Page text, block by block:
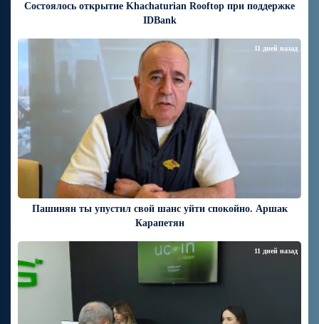
Состоялось открытие Khachaturian Rooftop при поддержке
IDBank
Пашинян ты упустил свой шанс уйти спокойно. Аршак
Карапетян
11 дней назад
11 дней назад